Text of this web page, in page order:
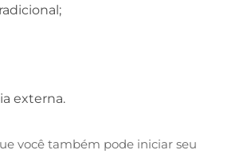
externa.
você também pode iniciar seu